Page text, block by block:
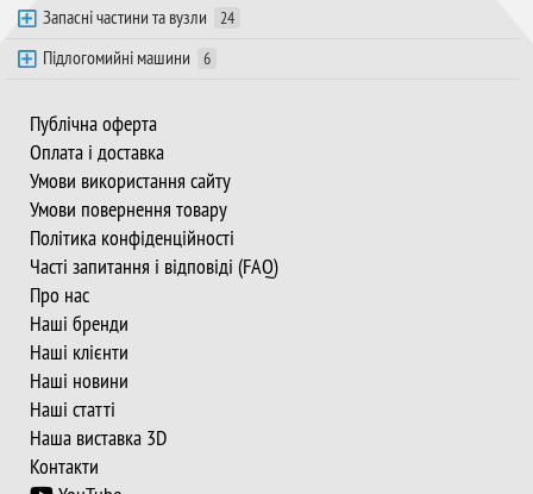
Запасні частини та вузли 24
Підлогомийні машини 6
Публічна оферта
Оплата і доставка
Умови використання сайту
Умови повернення товару
Політика конфіденційності
Часті запитання і відповіді (FAQ)
Про нас
Наші бренди
Наші клієнти
Наші новини
Наші статті
Наша виставка 3D
Контакти